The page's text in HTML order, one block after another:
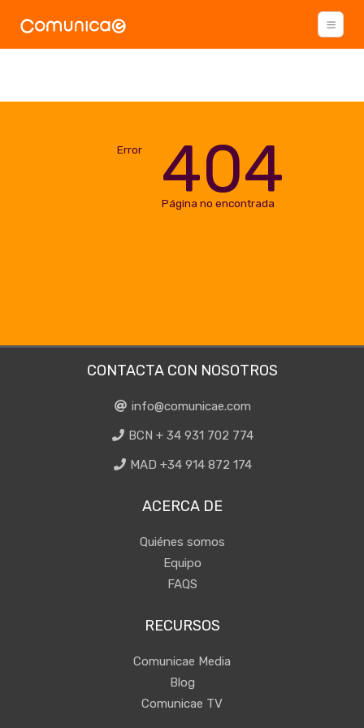
Error 404
Página no encontrada
CONTACTA CON NOSOTROS
info@comunicae.com
BCN + 34 931 702 774
MAD +34 914 872 174
ACERCA DE
Quiénes somos
Equipo
FAQS
RECURSOS
Comunicae Media
Blog
Comunicae TV